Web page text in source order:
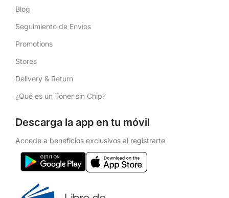
Blog
Seguimiento de Envíos
Promotions
Stores
Delivery & Return
¿Qué es un Tóner sin Chip?
Descarga la app en tu móvil
Accede a beneficios exclusivos al registrarte